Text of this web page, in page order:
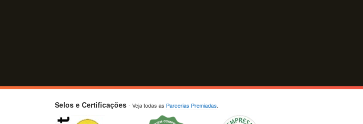
Selos e Certificações - Veja todas as Parcerias Premiadas.